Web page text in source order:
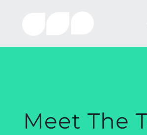
Meet The